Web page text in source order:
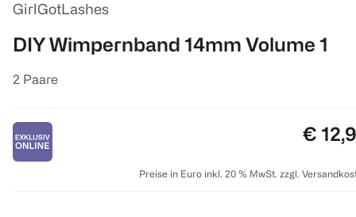
GirlGotLashes
DIY Wimpernband 14mm Volume 1
2 Paare
Preis:
€
Preise in Euro inkl. 20 % MwSt. zzgl.